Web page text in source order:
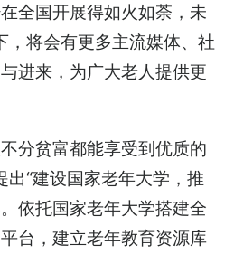
全国开展得如火如荼，未
，将会有更多主流媒体、社
进来，为广大老人提供更
分贫富都能享受到优质的
出“建设国家老年大学，推
依托国家老年大学搭建全
台，建立老年教育资源库